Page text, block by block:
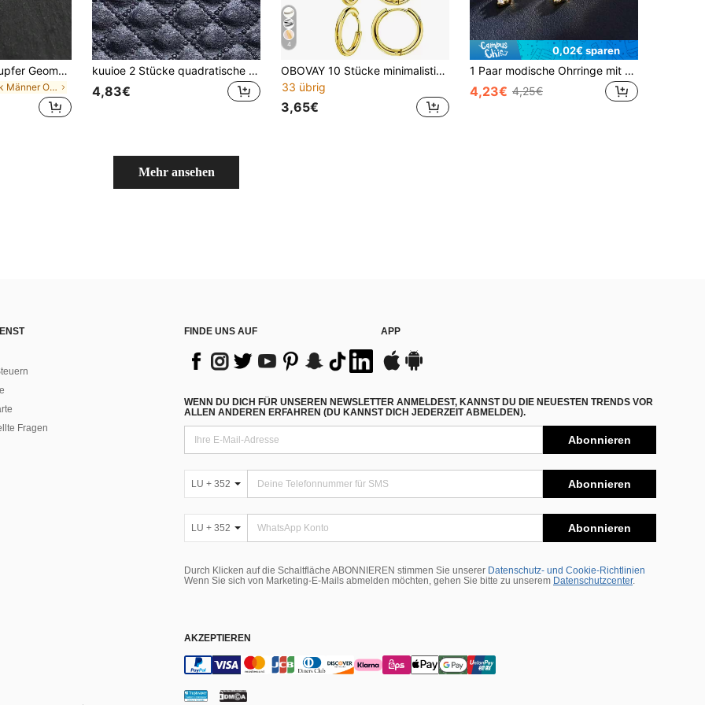
1 Paar Punk-Stil, Kupfer Geometrische Kubikzirkonia Schild Ohrstecker, Unisex Ohrringe, geeignet für den täglichen Gebrauch und Partys, Urlaubsgeschenke
in Punk Männer Ohrringe
kuuioe 2 Stücke quadratische Zirkonia Stein funkelnde Hip-Hop Stil Ohrstecker für Männer & Frauen, modischer eleganter Schmuck Punk alltägliches Tragen Ohrringe
4,83€
4
OBOVAY 10 Stücke minimalistisch Titan Stahl Kreolen Titan Stahl Schmuck Geschenk Für Männer Modisch
33 übrig
3,65€
0,02€ sparen
1 Paar modische Ohrringe mit kubischen Zirkonia Kreuzanhänger, geeignet für Männer und Frauen, Street Hip-Hop Stil Schmuckzubehör, Party Schmuck, Geschenk für Liebhaber, Mutter, Muttertag
4,23€ 4,25€
Mehr ansehen
Fragen
FINDE UNS AUF APP
WENN DU DICH FÜR UNSEREN NEWSLETTER ANMELDEST, KANNST DU DIE NEUESTEN TRENDS VOR
ALLEN ANDEREN ERFAHREN (DU KANNST DICH JEDERZEIT ABMELDEN).
Abonnieren
LU + 352 Abonnieren
LU + 352 Abonnieren
Durch Klicken auf die Schaltfläche ABONNIEREN stimmen Sie unserer Datenschutz- und Cookie-Richtlinien
Wenn Sie sich von Marketing-E-Mails abmelden möchten, gehen Sie bitte zu unserem Datenschutzcenter.
AKZEPTIEREN